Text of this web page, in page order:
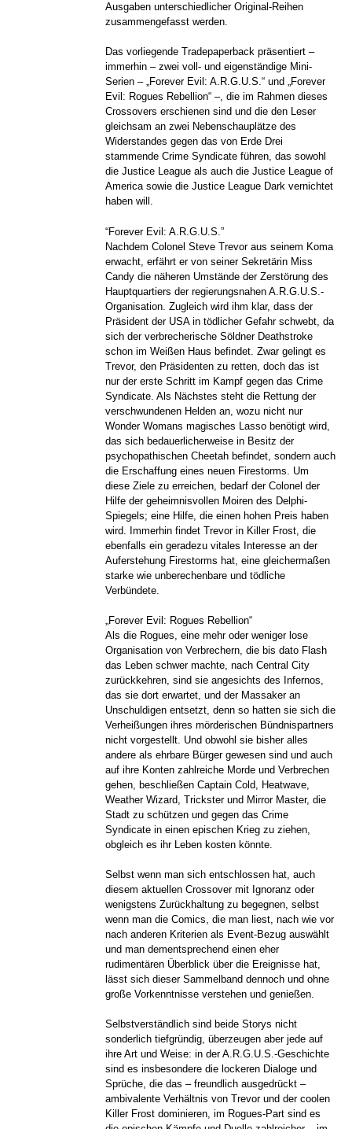
Ausgaben unterschiedlicher Original-Reihen
zusammengefasst werden.
Das vorliegende Tradepaperback präsentiert –
immerhin – zwei voll- und eigenständige Mini-
Serien – „Forever Evil: A.R.G.U.S.“ und „Forever
Evil: Rogues Rebellion“ –, die im Rahmen dieses
Crossovers erschienen sind und die den Leser
gleichsam an zwei Nebenschauplätze des
Widerstandes gegen das von Erde Drei
stammende Crime Syndicate führen, das sowohl
die Justice League als auch die Justice League of
America sowie die Justice League Dark vernichtet
haben will.
“Forever Evil: A.R.G.U.S.”
Nachdem Colonel Steve Trevor aus seinem Koma
erwacht, erfährt er von seiner Sekretärin Miss
Candy die näheren Umstände der Zerstörung des
Hauptquartiers der regierungsnahen A.R.G.U.S.-
Organisation. Zugleich wird ihm klar, dass der
Präsident der USA in tödlicher Gefahr schwebt, da
sich der verbrecherische Söldner Deathstroke
schon im Weißen Haus befindet. Zwar gelingt es
Trevor, den Präsidenten zu retten, doch das ist
nur der erste Schritt im Kampf gegen das Crime
Syndicate. Als Nächstes steht die Rettung der
verschwundenen Helden an, wozu nicht nur
Wonder Womans magisches Lasso benötigt wird,
das sich bedauerlicherweise in Besitz der
psychopathischen Cheetah befindet, sondern auch
die Erschaffung eines neuen Firestorms. Um
diese Ziele zu erreichen, bedarf der Colonel der
Hilfe der geheimnisvollen Moiren des Delphi-
Spiegels; eine Hilfe, die einen hohen Preis haben
wird. Immerhin findet Trevor in Killer Frost, die
ebenfalls ein geradezu vitales Interesse an der
Auferstehung Firestorms hat, eine gleichermaßen
starke wie unberechenbare und tödliche
Verbündete.
„Forever Evil: Rogues Rebellion“
Als die Rogues, eine mehr oder weniger lose
Organisation von Verbrechern, die bis dato Flash
das Leben schwer machte, nach Central City
zurückkehren, sind sie angesichts des Infernos,
das sie dort erwartet, und der Massaker an
Unschuldigen entsetzt, denn so hatten sie sich die
Verheißungen ihres mörderischen Bündnispartners
nicht vorgestellt. Und obwohl sie bisher alles
andere als ehrbare Bürger gewesen sind und auch
auf ihre Konten zahlreiche Morde und Verbrechen
gehen, beschließen Captain Cold, Heatwave,
Weather Wizard, Trickster und Mirror Master, die
Stadt zu schützen und gegen das Crime
Syndicate in einen epischen Krieg zu ziehen,
obgleich es ihr Leben kosten könnte.
Selbst wenn man sich entschlossen hat, auch
diesem aktuellen Crossover mit Ignoranz oder
wenigstens Zurückhaltung zu begegnen, selbst
wenn man die Comics, die man liest, nach wie vor
nach anderen Kriterien als Event-Bezug auswählt
und man dementsprechend einen eher
rudimentären Überblick über die Ereignisse hat,
lässt sich dieser Sammelband dennoch und ohne
große Vorkenntnisse verstehen und genießen.
Selbstverständlich sind beide Storys nicht
sonderlich tiefgründig, überzeugen aber jede auf
ihre Art und Weise: in der A.R.G.U.S.-Geschichte
sind es insbesondere die lockeren Dialoge und
Sprüche, die das – freundlich ausgedrückt –
ambivalente Verhältnis von Trevor und der coolen
Killer Frost dominieren, im Rogues-Part sind es